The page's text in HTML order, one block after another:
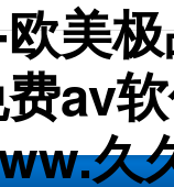
美
av
久